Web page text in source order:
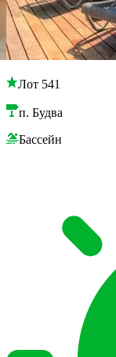
Лот 541
п. Будва
Бассейн